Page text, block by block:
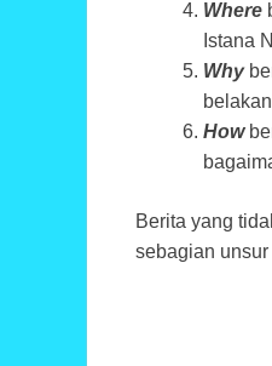
Where
Istana
Why
How
Berita yang
sebagian